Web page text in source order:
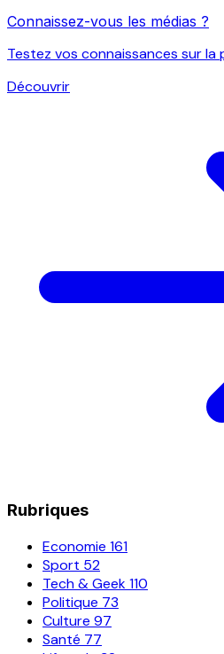
Connaissez-vous les médias ?
Testez vos connaissances sur la
Découvrir
Rubriques
Economie 161
Sport 52
Tech & Geek110
Politique 73
Culture 97
Santé 77